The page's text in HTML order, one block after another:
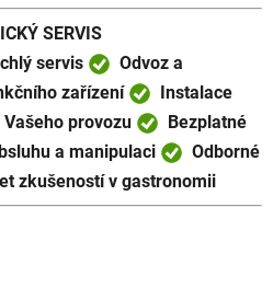
l
á
d
a
c
í
p
r
v
SERVIS
servis
Odvoz a
zařízení
Instalace
provozu
Bezplatné
a manipulaci
Odborné
zkušeností v gastronomii